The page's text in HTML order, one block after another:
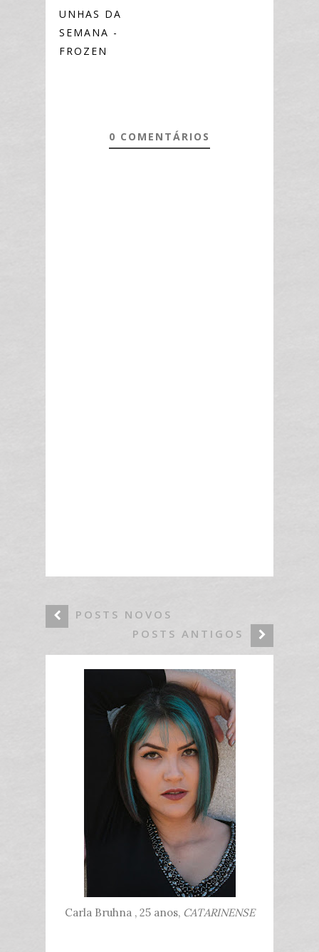
UNHAS DA
SEMANA -
FROZEN
0 COMENTÁRIOS
POSTS NOVOS
POSTS ANTIGOS
Carla Bruhna , 25 anos,CATARINENSE